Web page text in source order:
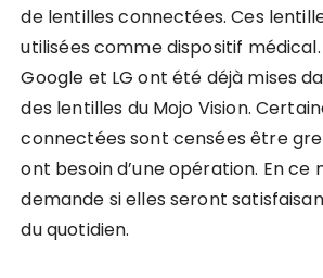
de lentilles connectées. Ces
utilisées comme dispositif
Google et LG ont été déjà mises
des lentilles du Mojo Vision.
connectées sont censées être
ont besoin d’une opération. En ce
demande si elles seront
du quotidien.